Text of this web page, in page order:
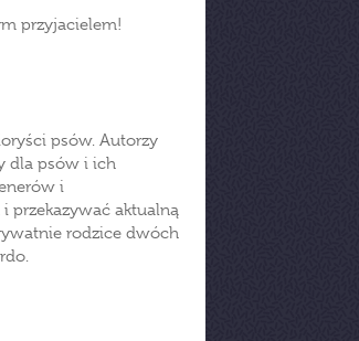
przyjacielem!
psów. Autorzy
dla psów i ich
i
przekazywać aktualną
rodzice dwóch